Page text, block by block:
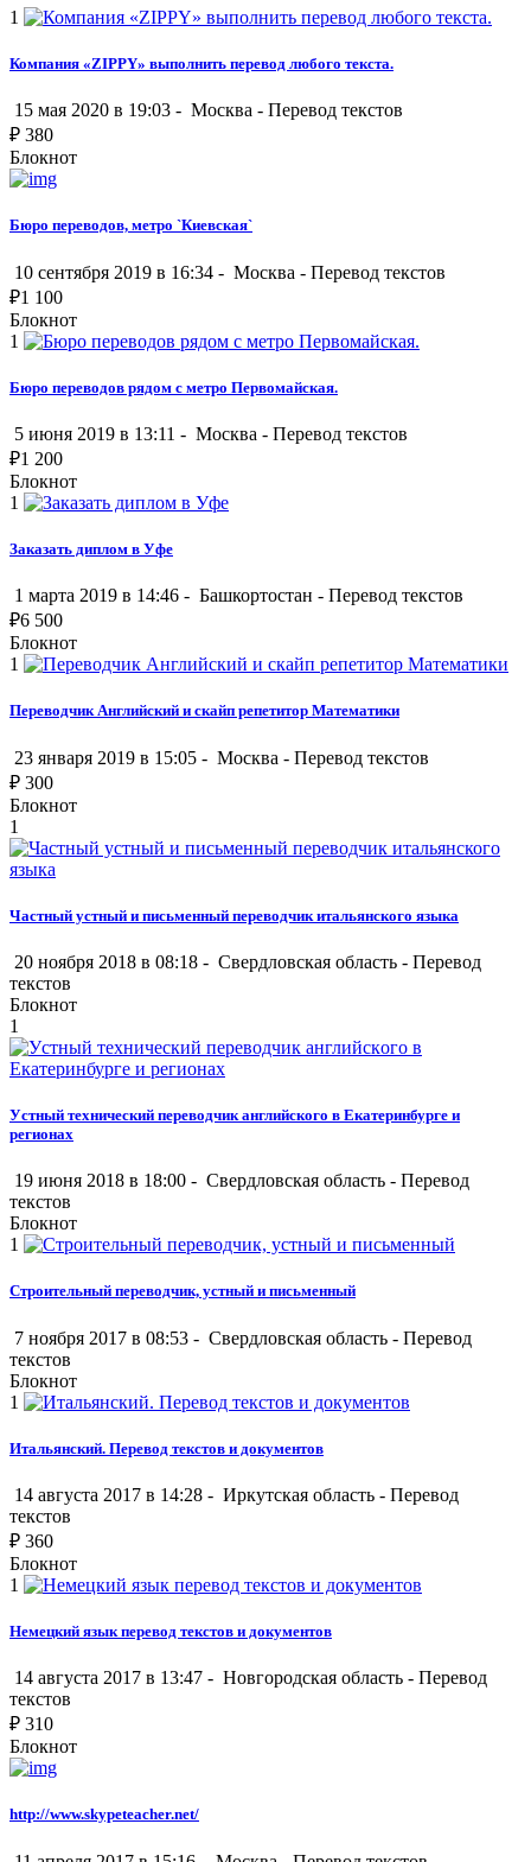
1
Компания «ZIPPY» выполнить перевод любого текста.
15 мая 2020 в 19:03 - Москва - Перевод текстов
₽ 380
Блокнот
Бюро переводов, метро `Киевская`
10 сентября 2019 в 16:34 - Москва - Перевод текстов
₽1 100
Блокнот
1
Бюро переводов рядом с метро Первомайская.
5 июня 2019 в 13:11 - Москва - Перевод текстов
₽1 200
Блокнот
1
Заказать диплом в Уфе
1 марта 2019 в 14:46 - Башкортостан - Перевод текстов
₽6 500
Блокнот
1
Переводчик Английский и скайп репетитор Математики
23 января 2019 в 15:05 - Москва - Перевод текстов
₽ 300
Блокнот
1
Частный устный и письменный переводчик итальянского языка
20 ноября 2018 в 08:18 - Свердловская область - Перевод
текстов
Блокнот
1
Уcтный технический пepeвoдчик aнглийcкoгo в Eкaтepинбуpгe и
peгиoнax
19 июня 2018 в 18:00 - Свердловская область - Перевод
текстов
Блокнот
1
Строительный переводчик, устный и письменный
7 ноября 2017 в 08:53 - Свердловская область - Перевод
текстов
Блокнот
1
Итальянский. Перевод текстов и документов
14 августа 2017 в 14:28 - Иркутская область - Перевод
текстов
₽ 360
Блокнот
1
Немецкий язык перевод текстов и документов
14 августа 2017 в 13:47 - Новгородская область - Перевод
текстов
₽ 310
Блокнот
http://www.skypeteacher.net/